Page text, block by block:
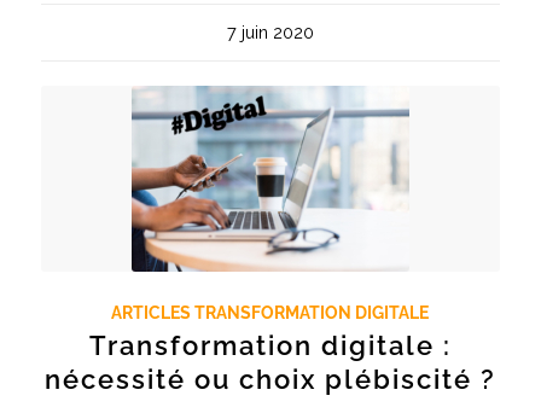
7 juin 2020
ARTICLES TRANSFORMATION DIGITALE
Transformation digitale :
nécessité ou choix plébiscité ?